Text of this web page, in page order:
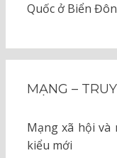
Quốc ở Biển
MẠNG –
Mạng xã hội và
kiểu mới